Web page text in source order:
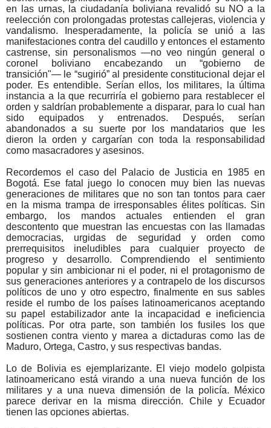
en las urnas, la ciudadanía boliviana revalidó su NO a la
reelección con prolongadas protestas callejeras, violencia y
vandalismo. Inesperadamente, la policía se unió a las
manifestaciones contra del caudillo y entonces el estamento
castrense, sin personalismos —no veo ningún general o
coronel boliviano encabezando un “gobierno de
transición"— le “sugirió” al presidente constitucional dejar el
poder. Es entendible. Serían ellos, los militares, la última
instancia a la que recurriría el gobierno para restablecer el
orden y saldrían probablemente a disparar, para lo cual han
sido equipados y entrenados. Después, serían
abandonados a su suerte por los mandatarios que les
dieron la orden y cargarían con toda la responsabilidad
como masacradores y asesinos.
Recordemos el caso del Palacio de Justicia en 1985 en
Bogotá. Ese fatal juego lo conocen muy bien las nuevas
generaciones de militares que no son tan tontos para caer
en la misma trampa de irresponsables élites políticas. Sin
embargo, los mandos actuales entienden el gran
descontento que muestran las encuestas con las llamadas
democracias, urgidas de seguridad y orden como
prerrequisitos ineludibles para cualquier proyecto de
progreso y desarrollo. Comprendiendo el sentimiento
popular y sin ambicionar ni el poder, ni el protagonismo de
sus generaciones anteriores y a contrapelo de los discursos
políticos de uno y otro espectro, finalmente en sus sables
reside el rumbo de los países latinoamericanos aceptando
su papel estabilizador ante la incapacidad e ineficiencia
políticas. Por otra parte, son también los fusiles los que
sostienen contra viento y marea a dictaduras como las de
Maduro, Ortega, Castro, y sus respectivas bandas.
Lo de Bolivia es ejemplarizante. El viejo modelo golpista
latinoamericano está virando a una nueva función de los
militares y a una nueva dimensión de la policía. México
parece derivar en la misma dirección. Chile y Ecuador
tienen las opciones abiertas.